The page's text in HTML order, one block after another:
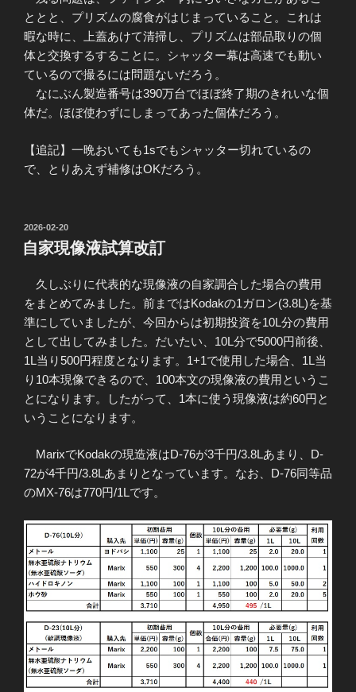
ととと、プリズムの腐食がはじまっていること。これは
暇な時に、上蓋あけて清掃し、プリズムは部品取りの個
体と交換するすることに。シャッター幕は高速でも動い
ているので撮るには問題ないだろう。
なにぶん製造番号は390万台でほぼ終了期のきれいな個
体だ。ほぼ使わずにしまってあった個体だろう。
【追記】一晩おいても1sでもシャッター切れているの
で、とりあえず補修はOKだろう。
投
稿
日:
2026-02-20
自家現像液試算改訂
久しぶりに代表的な現像液の自家調合した場合の費用
をまとめてみました。前まではKodakの1ガロン(3.8L)を基
準にしていましたが、今回からは初期投資を10L分の費用
として出してみました。だいたい、10L分で5000円前後、
1L当り500円程度となります。1+1で使用した場合、1L当
り10本現像できるので、100本文の現像液の費用というこ
とになります。したがって、1本に使う現像液は約60円と
いうことになります。
MarixでKodakの現造液はD-76が3千円/3.8Lあまり、D-
72が4千円/3.8Lあまりとなっています。なお、D-76同等品
のMX-76は770円/1Lです。